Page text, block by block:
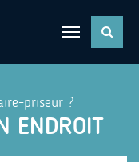
priseur ?
ENDROIT